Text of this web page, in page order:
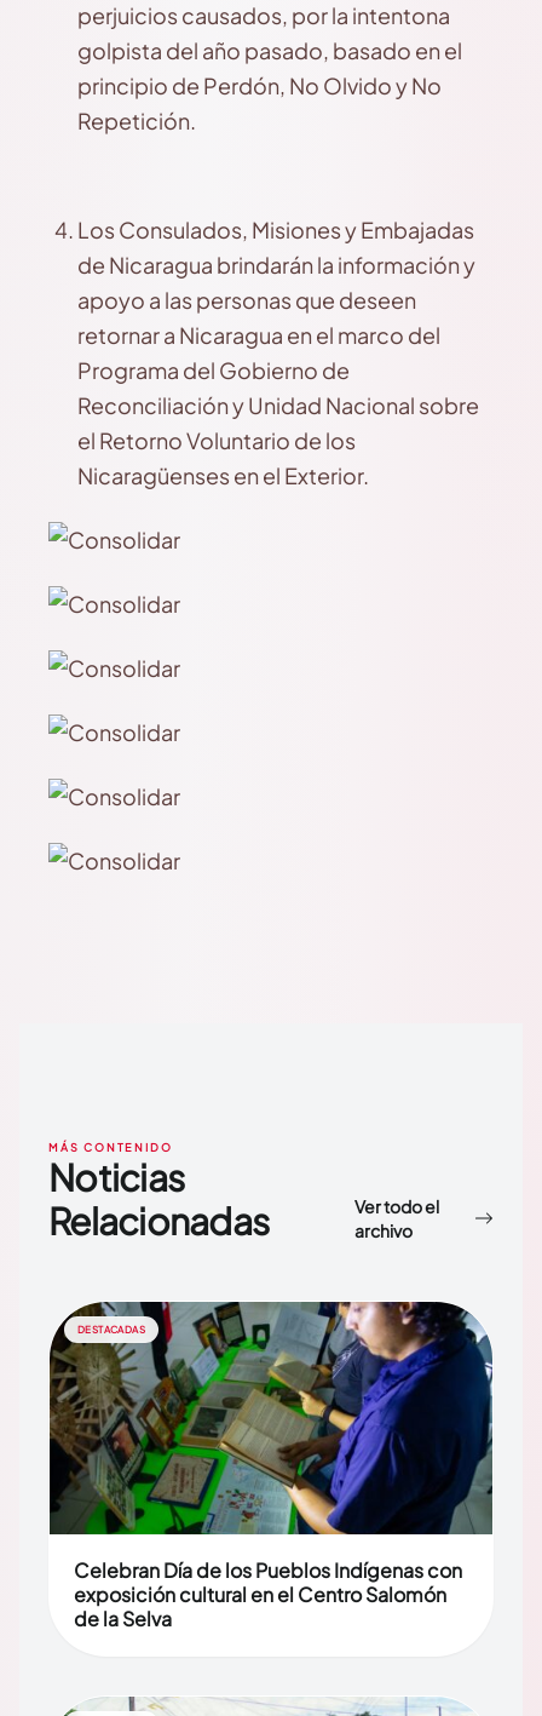
perjuicios causados, por la intentona
golpista del año pasado, basado en el
principio de Perdón, No Olvido y No
Repetición.
Los Consulados, Misiones y Embajadas
de Nicaragua brindarán la información y
apoyo a las personas que deseen
retornar a Nicaragua en el marco del
Programa del Gobierno de
Reconciliación y Unidad Nacional sobre
el Retorno Voluntario de los
Nicaragüenses en el Exterior.
MÁS CONTENIDO
Noticias
Relacionadas
Ver todo el
archivo
DESTACADAS
Celebran Día de los Pueblos Indígenas con
exposición cultural en el Centro Salomón
de la Selva